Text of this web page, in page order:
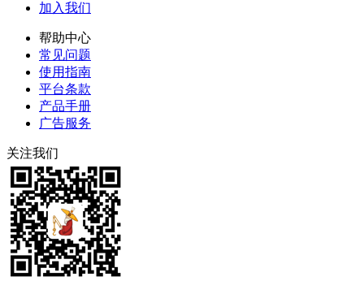
加入我们
帮助中心
常见问题
使用指南
平台条款
产品手册
广告服务
关注我们